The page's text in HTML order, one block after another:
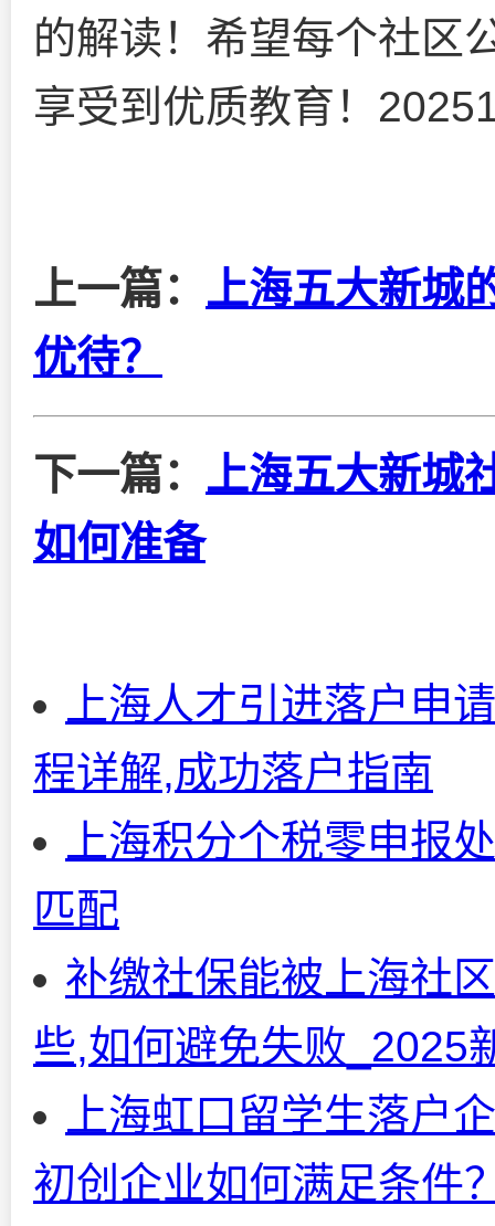
的解读！希望每个社区
享受到优质教育！
上一篇： 上海五大新城
优待？
下一篇： 上海五大新城
如何准备
上海人才引进落户申
程详解,成功落户指南
上海积分个税零申报
匹配
补缴社保能被上海社
些,如何避免失败_2025
上海虹口留学生落户
初创企业如何满足条件